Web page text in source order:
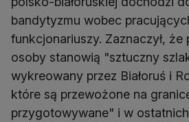
bandytyzmu wobec
funkcjonariuszy. Zaznaczył,
osoby stanowią "sztuczny
wykreowany przez Białoruś i
które są przewożone na
przygotowywane" i w